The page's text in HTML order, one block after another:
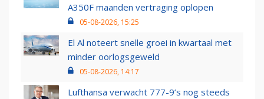
A350F maanden vertraging oplopen
05-08-2026, 15:25
El Al noteert snelle groei in kwartaal met
minder oorlogsgeweld
05-08-2026, 14:17
Lufthansa verwacht 777-9’s nog steeds